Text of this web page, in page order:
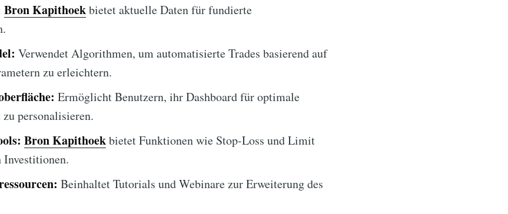
Bron Kapithoekbietet aktuelle Daten für fundierte
Verwendet Algorithmen, um automatisierte Trades basierend auf
zu erleichtern.
Ermöglicht Benutzern, ihr Dashboard für optimale
personalisieren.
Bron Kapithoekbietet Funktionen wie Stop-Loss und Limit
Investitionen.
Beinhaltet Tutorials und Webinare zur Erweiterung des